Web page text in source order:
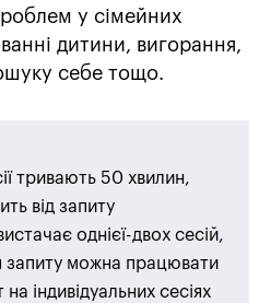
у сімейних
дитини, вигорання,
себе тощо.
тривають 50 хвилин,
від запиту
однієї-двох сесій,
запиту можна працювати
на індивідуальних сесіях